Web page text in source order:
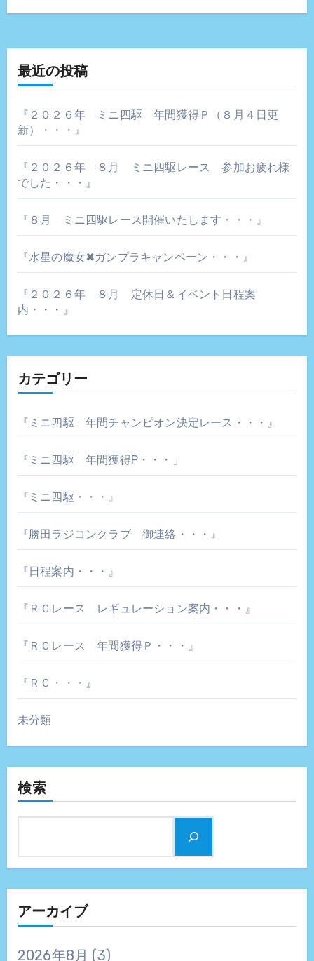
ナ
ゲ
シ
ョ
ン
最近の投稿
『２０２６年 ミニ四駆 年間獲得Ｐ（８月４日更
新）・・・』
『２０２６年 ８月 ミニ四駆レース 参加お疲れ様
でした・・・』
『８月 ミニ四駆レース開催いたします・・・』
『水星の魔女✖ガンプラキャンペーン・・・』
『２０２６年 ８月 定休日＆イベント日程案
内・・・』
カテゴリー
『ミニ四駆 年間チャンピオン決定レース・・・』
『ミニ四駆 年間獲得P・・・」
『ミニ四駆・・・』
『勝田ラジコンクラブ 御連絡・・・』
『日程案内・・・』
『ＲＣレース レギュレーション案内・・・』
『ＲＣレース 年間獲得Ｐ・・・』
『ＲＣ・・・』
未分類
検索
アーカイブ
2026年8月 (3)